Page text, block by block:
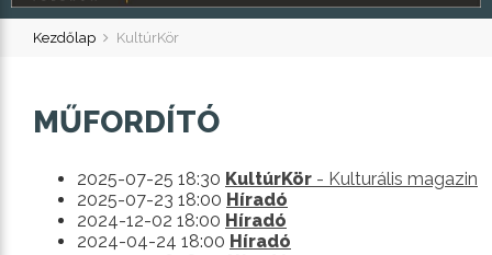
Kezdőlap KultúrKör
MŰFORDÍTÓ
2025-07-25 18:30 KultúrKör - Kulturális magazin
2025-07-23 18:00 Híradó
2024-12-02 18:00 Híradó
2024-04-24 18:00 Híradó